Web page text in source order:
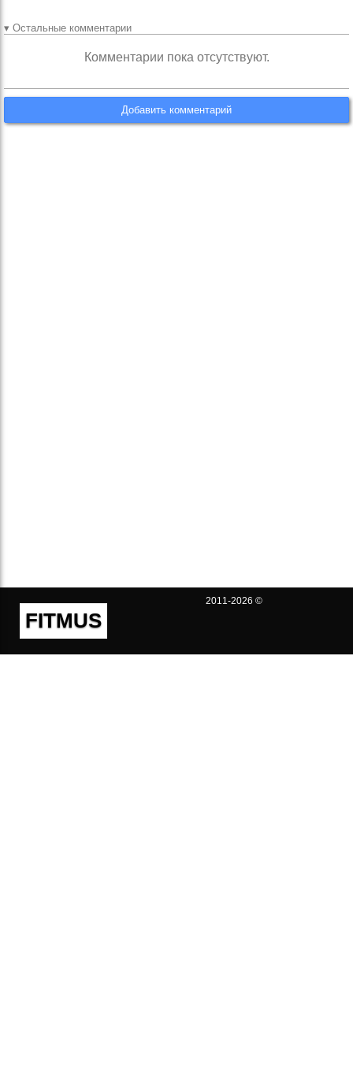
▾ Остальные комментарии
Комментарии пока отсутствуют.
Добавить комментарий
FITMUS
2011-2026 ©